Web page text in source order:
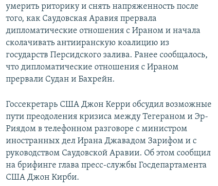
умерить риторику и снять напряженность после
того, как Саудовская Аравия прервала
дипломатические отношения с Ираном и начала
сколачивать антииранскую коалицию из
государств Персидского залива. Ранее сообщалось,
что дипломатические отношения с Ираном
прервали Судан и Бахрейн.
Госсекретарь США Джон Керри обсудил возможные
пути преодоления кризиса между Тегераном и Эр-
Риядом в телефонном разговоре с министром
иностранных дел Ирана Джавадом Зарифом и с
руководством Саудовской Аравии. Об этом сообщил
на брифинге глава пресс-службы Госдепартамента
США Джон Кирби.